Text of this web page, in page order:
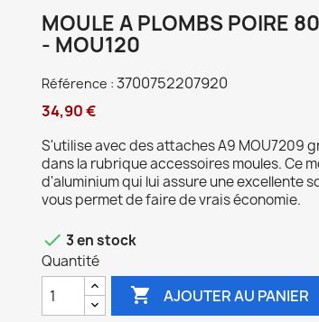
MOULE A PLOMBS POIRE
- MOU120
Référence : 3700752207920
34,90 €
S'utilise avec des attaches A9 MOU7209
dans la rubrique accessoires moules. Ce
d'aluminium qui lui assure une excellente
vous permet de faire de vrais économie.
 3 en stock
Quantité
 AJOUTER AU PANIER